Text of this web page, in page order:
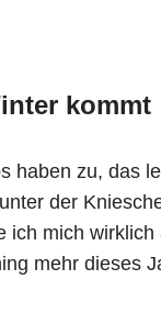
kommt
haben zu, das
der
ich mich
mehr dieses